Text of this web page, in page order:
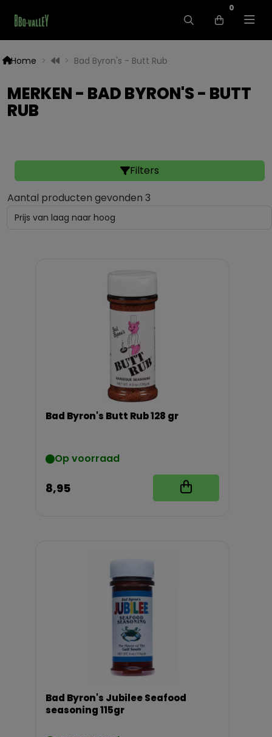
0
Home Bad Byron's - Butt Rub
MERKEN - BAD BYRON'S - BUTT
RUB
Filters
Aantal producten gevonden 3
Bad Byron's Butt Rub 128 gr
Op voorraad
8,95
Bad Byron's Jubilee Seafood
seasoning 115gr